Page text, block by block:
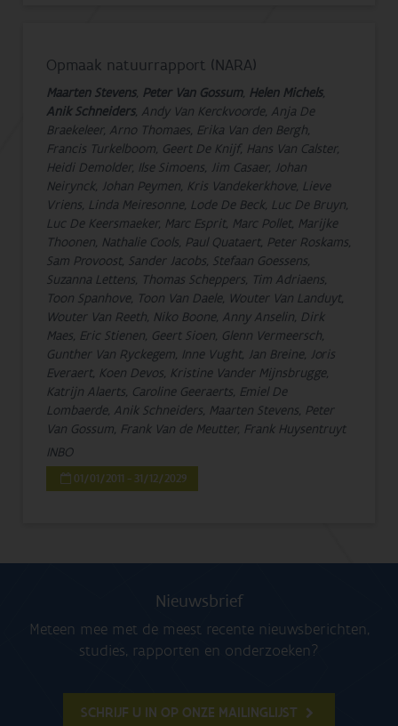
Opmaak natuurrapport (NARA)
Maarten Stevens, Peter Van Gossum, Helen Michels,
Anik Schneiders, Andy Van Kerckvoorde, Anja De
Braekeleer, Arno Thomaes, Erika Van den Bergh,
Francis Turkelboom, Geert De Knijf, Hans Van Calster,
Heidi Demolder, Ilse Simoens, Jim Casaer, Johan
Neirynck, Johan Peymen, Kris Vandekerkhove, Lieve
Vriens, Linda Meiresonne, Lode De Beck, Luc De Bruyn,
Luc De Keersmaeker, Marc Esprit, Marc Pollet, Marijke
Thoonen, Nathalie Cools, Paul Quataert, Peter Roskams,
Sam Provoost, Sander Jacobs, Stefaan Goessens,
Suzanna Lettens, Thomas Scheppers, Tim Adriaens,
Toon Spanhove, Toon Van Daele, Wouter Van Landuyt,
Wouter Van Reeth, Niko Boone, Anny Anselin, Dirk
Maes, Eric Stienen, Geert Sioen, Glenn Vermeersch,
Gunther Van Ryckegem, Inne Vught, Jan Breine, Joris
Everaert, Koen Devos, Kristine Vander Mijnsbrugge,
Katrijn Alaerts, Caroline Geeraerts, Emiel De
Lombaerde, Anik Schneiders, Maarten Stevens, Peter
Van Gossum, Frank Van de Meutter, Frank Huysentruyt
INBO
01/01/2011 - 31/12/2029
Nieuwsbrief
Meteen mee met de meest recente nieuwsberichten,
studies, rapporten en onderzoeken?
SCHRIJF U IN OP ONZE MAILINGLIJST